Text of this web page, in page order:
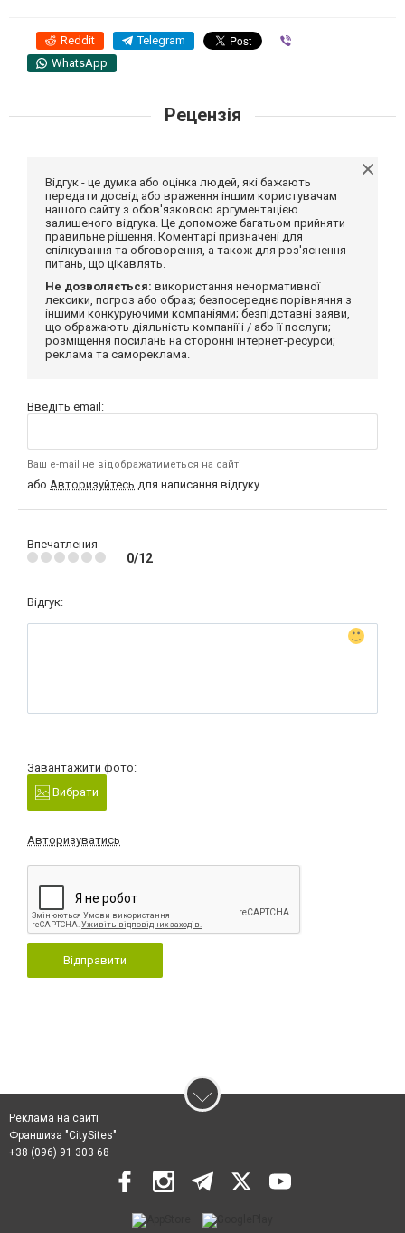
Reddit Telegram
WhatsApp
Рецензія
Відгук - це думка або оцінка людей, які бажають
передати досвід або враження іншим користувачам
нашого сайту з обов'язковою аргументацією
залишеного відгука. Це допоможе багатьом прийняти
правильне рішення. Коментарі призначені для
спілкування та обговорення, а також для роз'яснення
питань, що цікавлять.
Не дозволяється: використання ненормативної
лексики, погроз або образ; безпосереднє порівняння з
іншими конкуруючими компаніями; безпідставні заяви,
що ображають діяльність компанії і / або її послуги;
розміщення посилань на сторонні інтернет-ресурси;
реклама та самореклама.
Введіть email:
Ваш e-mail не відображатиметься на сайті
або Авторизуйтесь для написання відгуку
Впечатления
0/12
Відгук:
Завантажити фото:
Вибрати
Авторизуватись
Відправити
Реклама на сайті
Франшиза "CitySites"
+38 (096) 91 303 68